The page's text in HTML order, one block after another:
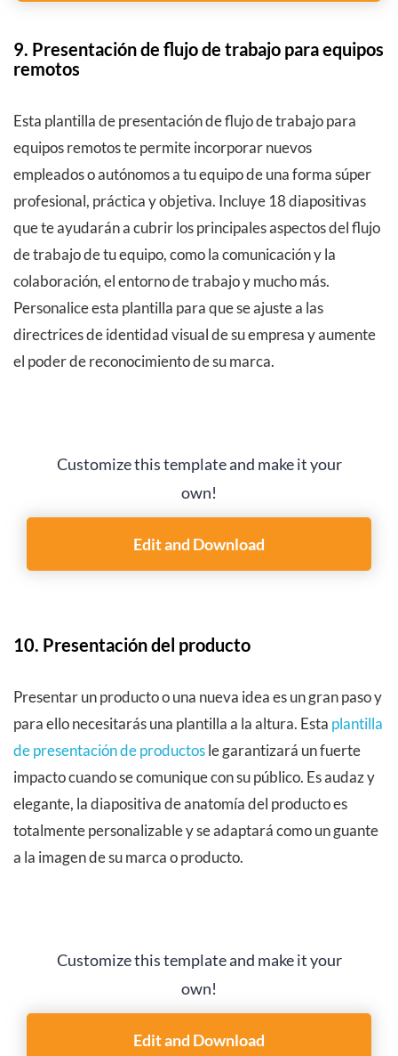
9. Presentación de flujo de trabajo para equipos
remotos
Esta plantilla de presentación de flujo de trabajo para
equipos remotos te permite incorporar nuevos
empleados o autónomos a tu equipo de una forma súper
profesional, práctica y objetiva. Incluye 18 diapositivas
que te ayudarán a cubrir los principales aspectos del flujo
de trabajo de tu equipo, como la comunicación y la
colaboración, el entorno de trabajo y mucho más.
Personalice esta plantilla para que se ajuste a las
directrices de identidad visual de su empresa y aumente
el poder de reconocimiento de su marca.
Customize this template and make it your
own!
Edit and Download
10. Presentación del producto
Presentar un producto o una nueva idea es un gran paso y
para ello necesitarás una plantilla a la altura. Esta plantilla
de presentación de productosle garantizará un fuerte
impacto cuando se comunique con su público. Es audaz y
elegante, la diapositiva de anatomía del producto es
totalmente personalizable y se adaptará como un guante
a la imagen de su marca o producto.
Customize this template and make it your
own!
Edit and Download